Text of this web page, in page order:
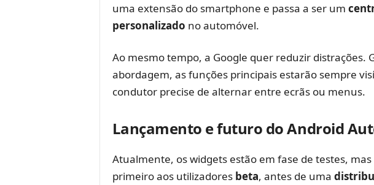
uma extensão do smartphone e passa a ser um
personalizado no automóvel.
Ao mesmo tempo, a Google quer reduzir distrações.
abordagem, as funções principais estarão sempre
condutor precise de alternar entre ecrãs ou menus.
Lançamento e futuro do Android
Atualmente, os widgets estão em fase de testes,
primeiro aos utilizadores beta, antes de uma